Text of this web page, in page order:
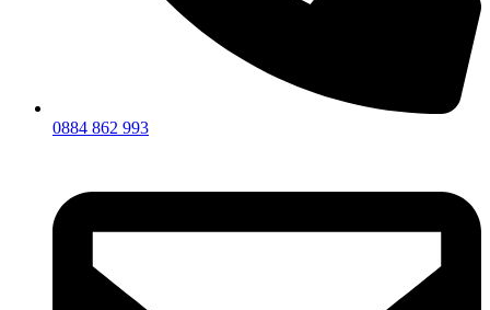
0884 862 993